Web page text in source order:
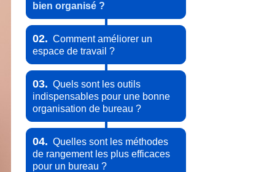
bien organisé ?
02. Comment améliorer un
espace de travail ?
03. Quels sont les outils
indispensables pour une bonne
organisation de bureau ?
04. Quelles sont les méthodes
de rangement les plus efficaces
pour un bureau ?